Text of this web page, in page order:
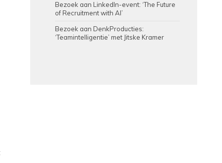
Bezoek aan LinkedIn-event: ‘The Future
of Recruitment with AI’
Bezoek aan DenkProducties:
‘Teamintelligentie’ met Jitske Kramer